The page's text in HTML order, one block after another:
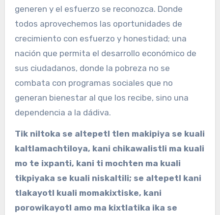
generen y el esfuerzo se reconozca. Donde
todos aprovechemos las oportunidades de
crecimiento con esfuerzo y honestidad; una
nación que permita el desarrollo económico de
sus ciudadanos, donde la pobreza no se
combata con programas sociales que no
generan bienestar al que los recibe, sino una
dependencia a la dádiva.
Tik niltoka se altepetl tlen makipiya se kuali
kaltlamachtiloya, kani chikawalistli ma kuali
mo te ixpanti, kani ti mochten ma kuali
tikpiyaka se kuali niskaltili; se altepetl kani
tlakayotl kuali momakixtiske, kani
porowikayotl amo ma kixtlatika ika se